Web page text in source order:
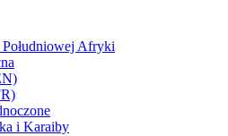
Afryki
i Karaiby